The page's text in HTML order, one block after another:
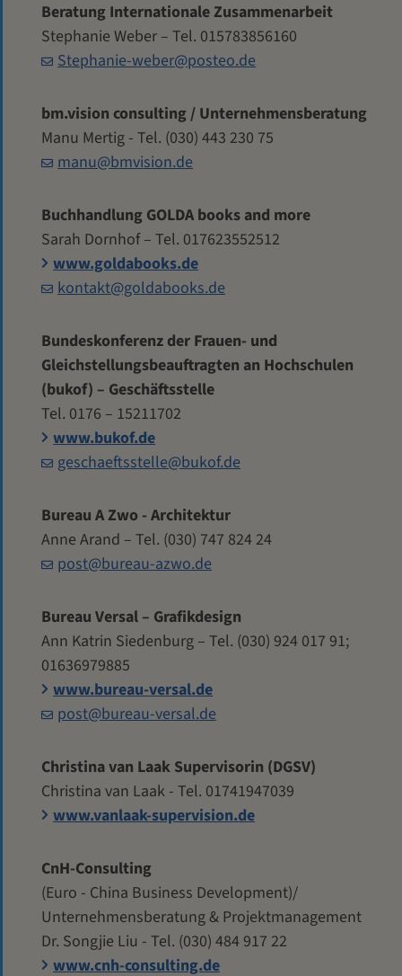
Beratung Internationale Zusammenarbeit
Stephanie Weber – Tel. 015783856160
Stephanie-weber@posteo.de
bm.vision consulting / Unternehmensberatung
Manu Mertig - Tel. (030) 443 230 75
manu@bmvision.de
Buchhandlung GOLDA books and more
Sarah Dornhof – Tel. 017623552512
www.goldabooks.de
kontakt@goldabooks.de
Bundeskonferenz der Frauen- und
Gleichstellungsbeauftragten an Hochschulen
(bukof) – Geschäftsstelle
Tel. 0176 – 15211702
www.bukof.de
geschaeftsstelle@bukof.de
Bureau A Zwo - Architektur
Anne Arand – Tel. (030) 747 824 24
post@bureau-azwo.de
Bureau Versal – Grafikdesign
Ann Katrin Siedenburg – Tel. (030) 924 017 91;
01636979885
www.bureau-versal.de
post@bureau-versal.de
Christina van Laak Supervisorin (DGSV)
Christina van Laak - Tel. 01741947039
www.vanlaak-supervision.de
CnH-Consulting
(Euro - China Business Development)/
Unternehmensberatung & Projektmanagement
Dr. Songjie Liu - Tel. (030) 484 917 22
www.cnh-consulting.de